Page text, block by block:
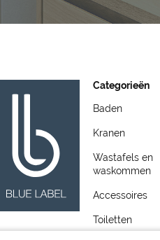
Categorieën
Baden
Kranen
Wastafels en
waskommen
Accessoires
Toiletten